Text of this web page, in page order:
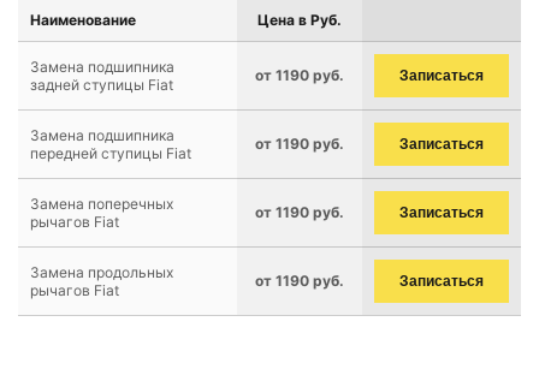
Наименование Цена в Руб.
Замена подшипника
задней ступицы Fiat
от 1190 руб. Записаться
Замена подшипника
передней ступицы Fiat
от 1190 руб. Записаться
Замена поперечных
рычагов Fiat
от 1190 руб. Записаться
Замена продольных
рычагов Fiat
от 1190 руб. Записаться